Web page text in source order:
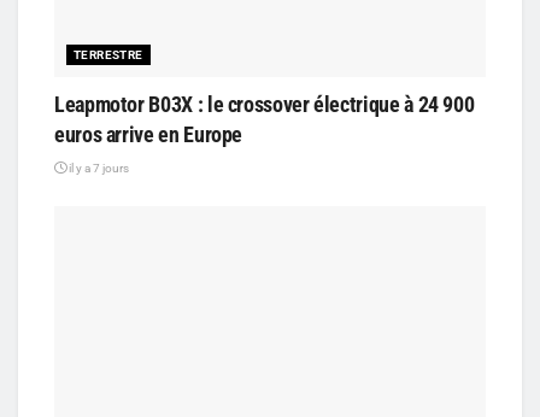
TERRESTRE
Leapmotor B03X : le crossover électrique à 24 900
euros arrive en Europe
il y a 7 jours